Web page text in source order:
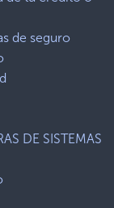
de seguro
DE SISTEMAS